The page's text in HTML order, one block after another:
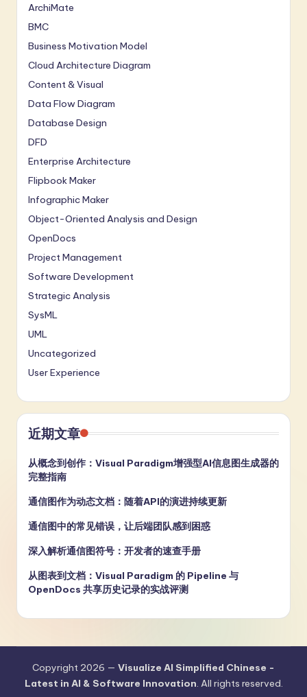
ArchiMate
BMC
Business Motivation Model
Cloud Architecture Diagram
Content & Visual
Data Flow Diagram
Database Design
DFD
Enterprise Architecture
Flipbook Maker
Infographic Maker
Object-Oriented Analysis and Design
OpenDocs
Project Management
Software Development
Strategic Analysis
SysML
UML
Uncategorized
User Experience
近期文章
从概念到创作：Visual Paradigm增强型AI信息图生成器的
完整指南
通信图作为动态文档：随着API的演进持续更新
通信图中的常见错误，让后端团队感到困惑
深入解析通信图符号：开发者的速查手册
从图表到文档：Visual Paradigm 的 Pipeline 与
OpenDocs 共享历史记录的实战评测
Copyright 2026 — Visualize AI Simplified Chinese -
Latest in AI & Software Innovation. All rights reserved.